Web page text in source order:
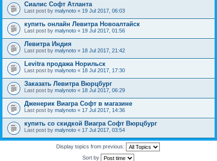
Сиалис Софт Атланта
Last post by malynoto « 19 Jul 2017, 06:03
купить онлайн Левитра Новоалтайск
Last post by malynoto « 19 Jul 2017, 01:56
Левитра Индия
Last post by malynoto « 18 Jul 2017, 21:42
Levitra продажа Норильск
Last post by malynoto « 18 Jul 2017, 17:30
Заказать Левитра Вюрцбург
Last post by malynoto « 18 Jul 2017, 06:29
Дженерик Виагра Софт в магазине
Last post by malynoto « 17 Jul 2017, 14:36
купить со скидкой Виагра Софт Вюрцбург
Last post by malynoto « 17 Jul 2017, 03:54
Display topics from previous:
Sort by